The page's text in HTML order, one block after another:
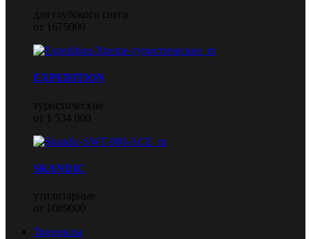
для глубокого снега
от 1675000
EXPEDITION
туристические
от 1 534 000
SKANDIC
утилитарные
от 1089000
Трициклы